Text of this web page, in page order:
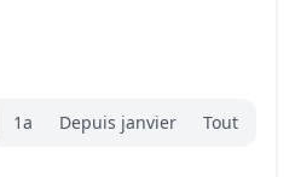
1a Depuis janvier Tout